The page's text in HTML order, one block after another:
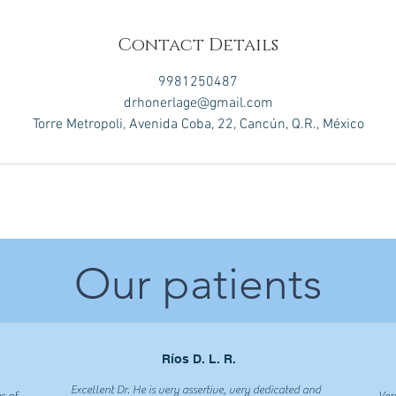
Contact Details
9981250487
drhonerlage@gmail.com
Torre Metropoli, Avenida Coba, 22, Cancún, Q.R., México
Our patients
Ríos D. L. R.
Excellent Dr. He is very assertive, very dedicated and